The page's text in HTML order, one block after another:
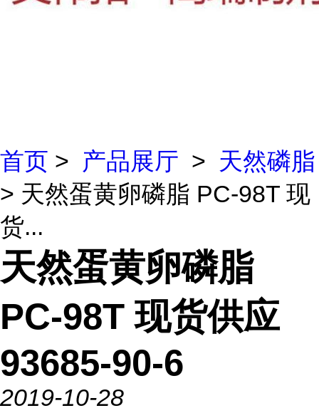
首页 > 产品展厅 > 天然磷脂
> 天然蛋黄卵磷脂 PC-98T 现
货...
天然蛋黄卵磷脂
PC-98T 现货供应
93685-90-6
2019-10-28